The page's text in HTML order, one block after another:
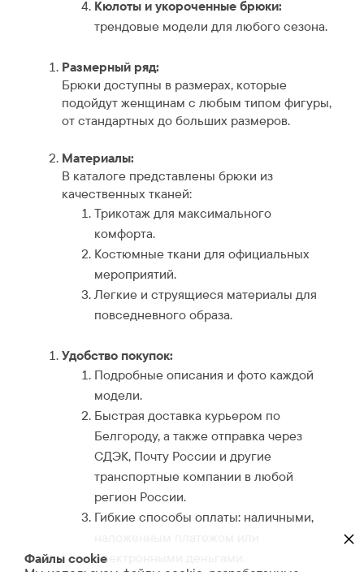
Кюлоты и укороченные брюки:
трендовые модели для любого сезона.
Размерный ряд:
Брюки доступны в размерах, которые
подойдут женщинам с любым типом фигуры,
от стандартных до больших размеров.
Материалы:
В каталоге представлены брюки из
качественных тканей:
Трикотаж для максимального
комфорта.
Костюмные ткани для официальных
мероприятий.
Легкие и струящиеся материалы для
повседневного образа.
Удобство покупок:
Подробные описания и фото каждой
модели.
Быстрая доставка курьером по
Белгороду, а также отправка через
СДЭК, Почту России и другие
транспортные компании в любой
регион России.
Гибкие способы оплаты: наличными,
электронными деньгами.
Файлы cookie
×